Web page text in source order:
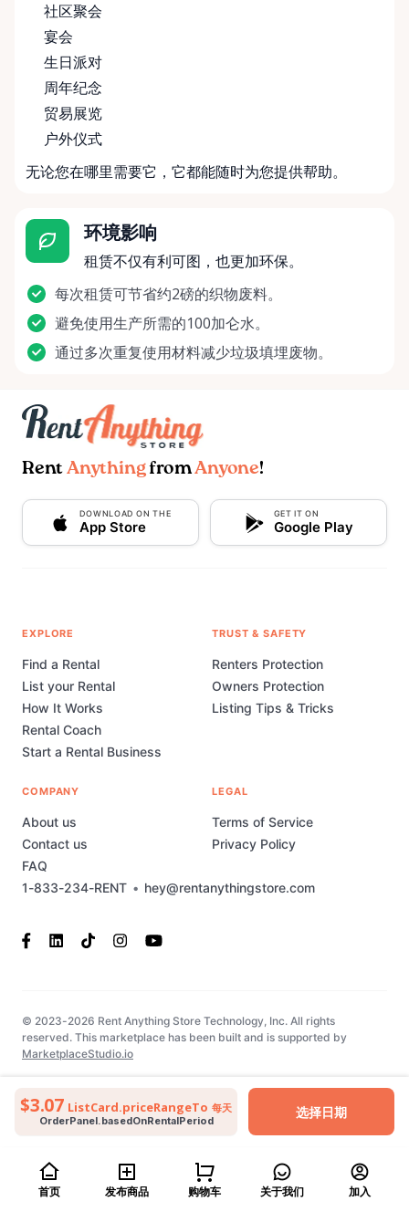
$3.07 ListCard.priceRangeTo 每天
OrderPanel.basedOnRentalPeriod
选择日期
社区聚会
宴会
生日派对
周年纪念
贸易展览
户外仪式
无论您在哪里需要它，它都能随时为您提供帮助。
环境影响
租赁不仅有利可图，也更加环保。
每次租赁可节省约2磅的织物废料。
避免使用生产所需的100加仑水。
通过多次重复使用材料减少垃圾填埋废物。
首页 发布商品 购物车 关于我们 加入
Rent AnythingfromAnyone!
DOWNLOAD ON THE
App Store
GET IT ON
Google Play
1-833-234-RENT • hey@rentanythingstore.com
EXPLORE
Find a Rental
List your Rental
How It Works
Rental Coach
Start a Rental Business
TRUST & SAFETY
Renters Protection
Owners Protection
Listing Tips & Tricks
COMPANY
About us
Contact us
FAQ
LEGAL
Terms of Service
Privacy Policy
© 2023-2026 Rent Anything Store Technology, Inc. All rights
reserved. This marketplace has been built and is supported by
MarketplaceStudio.io